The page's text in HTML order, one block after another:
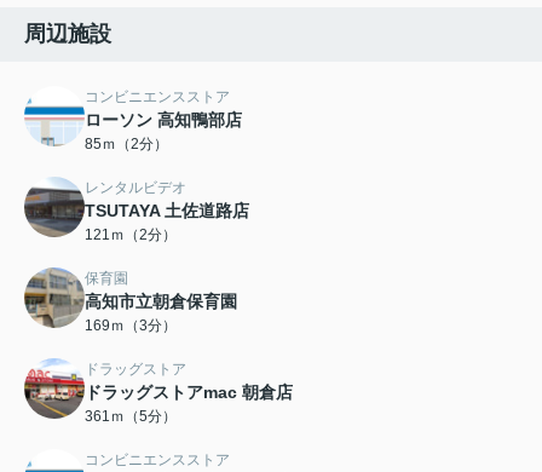
周辺施設
コンビニエンスストア
ローソン 高知鴨部店
85ｍ（2分）
レンタルビデオ
TSUTAYA 土佐道路店
121ｍ（2分）
保育園
高知市立朝倉保育園
169ｍ（3分）
ドラッグストア
ドラッグストアmac 朝倉店
361ｍ（5分）
コンビニエンスストア